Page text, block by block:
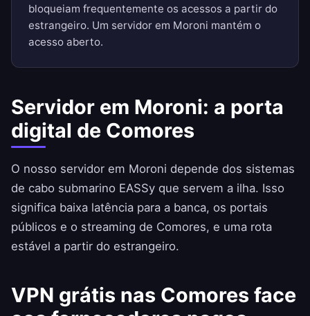
bloqueiam frequentemente os acessos a partir do
estrangeiro. Um servidor em Moroni mantém o
acesso aberto.
Servidor em Moroni: a porta
digital de Comores
O nosso servidor em Moroni depende dos sistemas
de cabo submarino EASSy que servem a ilha. Isso
significa baixa latência para a banca, os portais
públicos e o streaming de Comores, e uma rota
estável a partir do estrangeiro.
VPN grátis nas Comores face